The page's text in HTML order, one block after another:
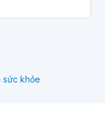
sức khỏe